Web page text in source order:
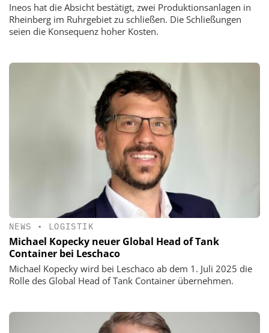
Ineos hat die Absicht bestätigt, zwei Produktionsanlagen in
Rheinberg im Ruhrgebiet zu schließen. Die Schließungen
seien die Konsequenz hoher Kosten.
NEWS • LOGISTIK
Michael Kopecky neuer Global Head of Tank
Container bei Leschaco
Michael Kopecky wird bei Leschaco ab dem 1. Juli 2025 die
Rolle des Global Head of Tank Container übernehmen.